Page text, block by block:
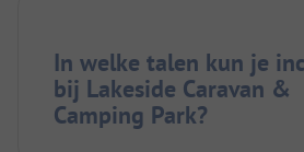
In welke talen kun je
bij Lakeside Caravan &
Camping Park?